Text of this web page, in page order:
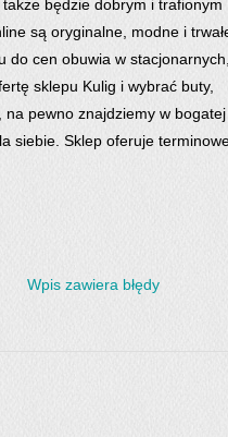
także będzie dobrym i trafionym
są oryginalne, modne i
do cen obuwia w
sklepu Kulig i wybrać buty,
pewno znajdziemy w bogatej
siebie. Sklep oferuje
Wpis zawiera błędy